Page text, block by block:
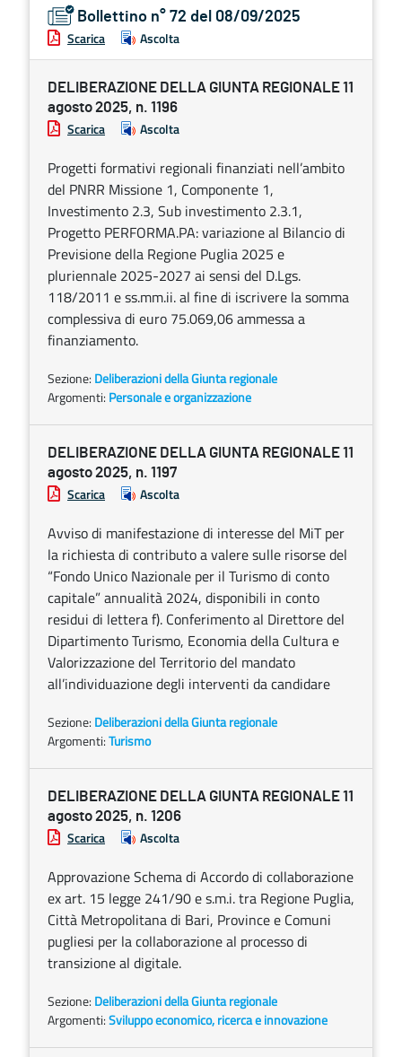
Bollettino n° 72 del 08/09/2025
Scarica Ascolta
DELIBERAZIONE DELLA GIUNTA REGIONALE 11
agosto 2025, n. 1196
Scarica Ascolta
Progetti formativi regionali finanziati nell’ambito
del PNRR Missione 1, Componente 1,
Investimento 2.3, Sub investimento 2.3.1,
Progetto PERFORMA.PA: variazione al Bilancio di
Previsione della Regione Puglia 2025 e
pluriennale 2025-2027 ai sensi del D.Lgs.
118/2011 e ss.mm.ii. al fine di iscrivere la somma
complessiva di euro 75.069,06 ammessa a
finanziamento.
Sezione: Deliberazioni della Giunta regionale
Argomenti: Personale e organizzazione
DELIBERAZIONE DELLA GIUNTA REGIONALE 11
agosto 2025, n. 1197
Scarica Ascolta
Avviso di manifestazione di interesse del MiT per
la richiesta di contributo a valere sulle risorse del
“Fondo Unico Nazionale per il Turismo di conto
capitale” annualità 2024, disponibili in conto
residui di lettera f). Conferimento al Direttore del
Dipartimento Turismo, Economia della Cultura e
Valorizzazione del Territorio del mandato
all’individuazione degli interventi da candidare
Sezione: Deliberazioni della Giunta regionale
Argomenti:Turismo
DELIBERAZIONE DELLA GIUNTA REGIONALE 11
agosto 2025, n. 1206
Scarica Ascolta
Approvazione Schema di Accordo di collaborazione
ex art. 15 legge 241/90 e s.m.i. tra Regione Puglia,
Città Metropolitana di Bari, Province e Comuni
pugliesi per la collaborazione al processo di
transizione al digitale.
Sezione: Deliberazioni della Giunta regionale
Argomenti:Sviluppo economico, ricerca e innovazione